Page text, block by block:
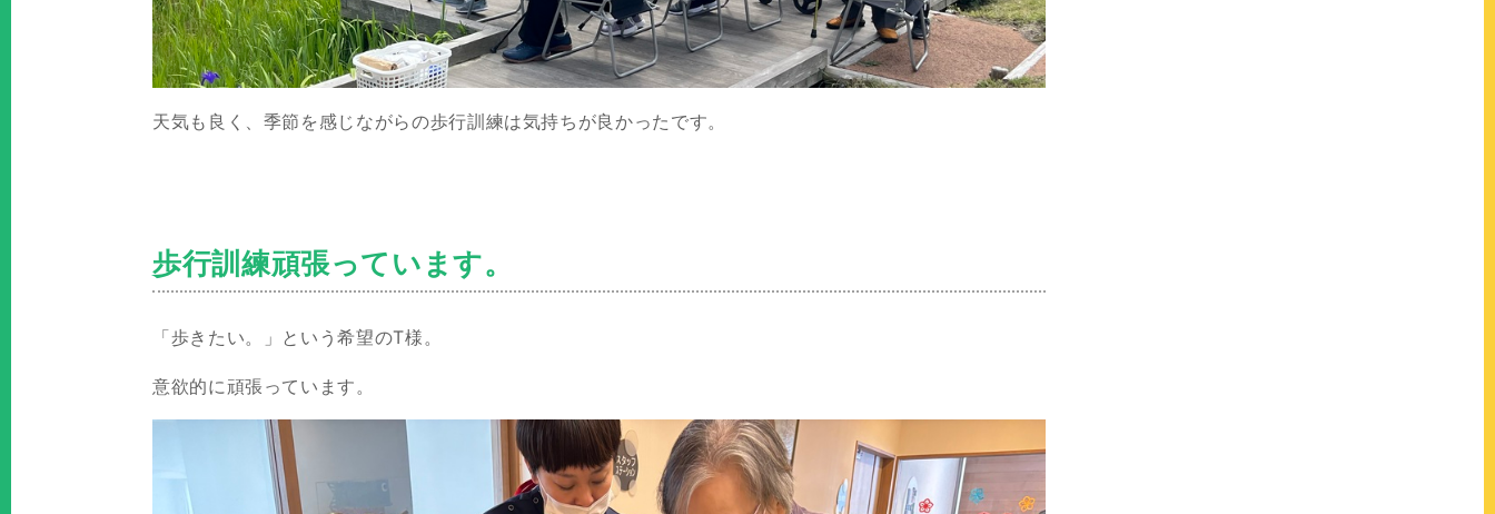
天気も良く、季節を感じながらの歩行訓練は気持ちが良かったです。
歩行訓練頑張っています。
「歩きたい。」という希望のT様。
意欲的に頑張っています。